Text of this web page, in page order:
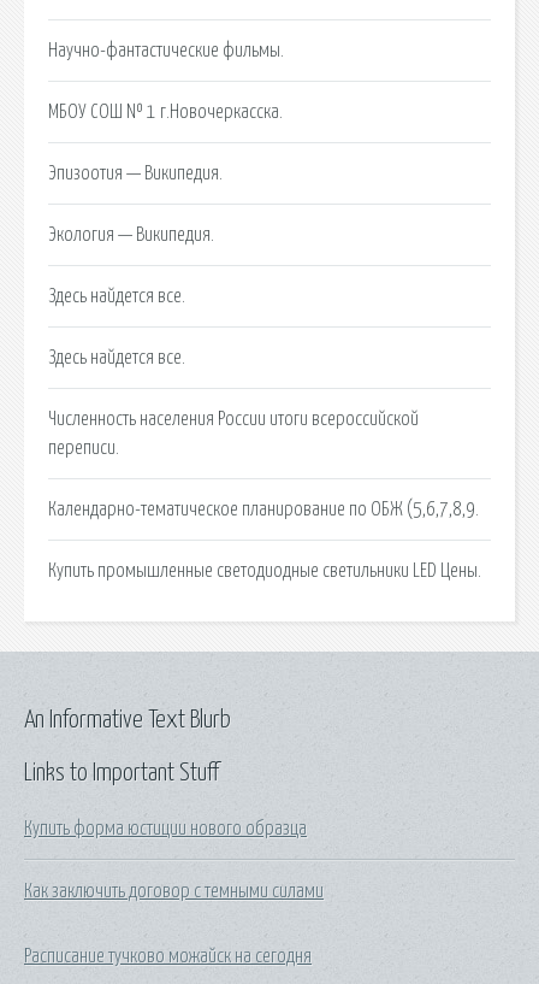
Научно-фантастические фильмы.
МБОУ СОШ № 1 г.Новочеркасска.
Эпизоотия — Википедия.
Экология — Википедия.
Здесь найдется все.
Здесь найдется все.
Численность населения России итоги всероссийской
переписи.
Календарно-тематическое планирование по ОБЖ (5,6,7,8,9.
Купить промышленные светодиодные светильники LED Цены.
Links to Important Stuff
Купить форма юстиции нового образца
Как заключить договор с темными силами
Расписание тучково можайск на сегодня
An Informative Text Blurb